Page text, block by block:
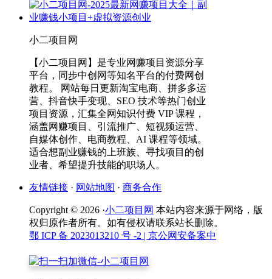
小二项目网
【小二项目网】是专业网赚项目资源分享
平台，同步中创网等知名平台的付费网创
教程。 网站每日更新淘宝电商、拼多多运
营、抖音快手变现、SEO 技术等热门创业
项目资源，汇集全网知识付费 VIP 课程，
涵盖网赚项目、引流推广、短视频运营、
自媒体创作、电商教程、AI 课程等领域。
适合想副业赚钱的上班族、寻找项目的创
业者、希望提升技能的职场人。
友情链接 · 网站地图 · 商务合作
Copyright © 2026 ·小二项目网 本站内容来源于网络，版
权归原作者所有。如有侵权请联系站长删除。
鄂 ICP 备 2023013210 号 -2 | 京公网安备案中